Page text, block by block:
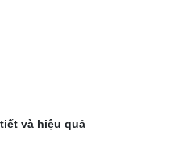
và hiệu quả